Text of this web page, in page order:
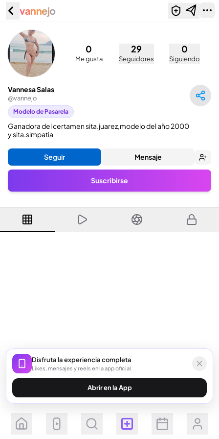
Vannesa Salas (@vannejo)
vannejo
0
Me gusta
29
Seguidores
0
Siguiendo
Vannesa Salas
@vannejo
Modelo de Pasarela
Ganadora del certamen sita.juarez,modelo del año 2000
y sita.simpatia
Seguir Mensaje
Suscribirse
Seguir Suscribirse
Disfruta la experiencia completa
Likes, mensajes y reels en la app oficial.
Abrir en la App